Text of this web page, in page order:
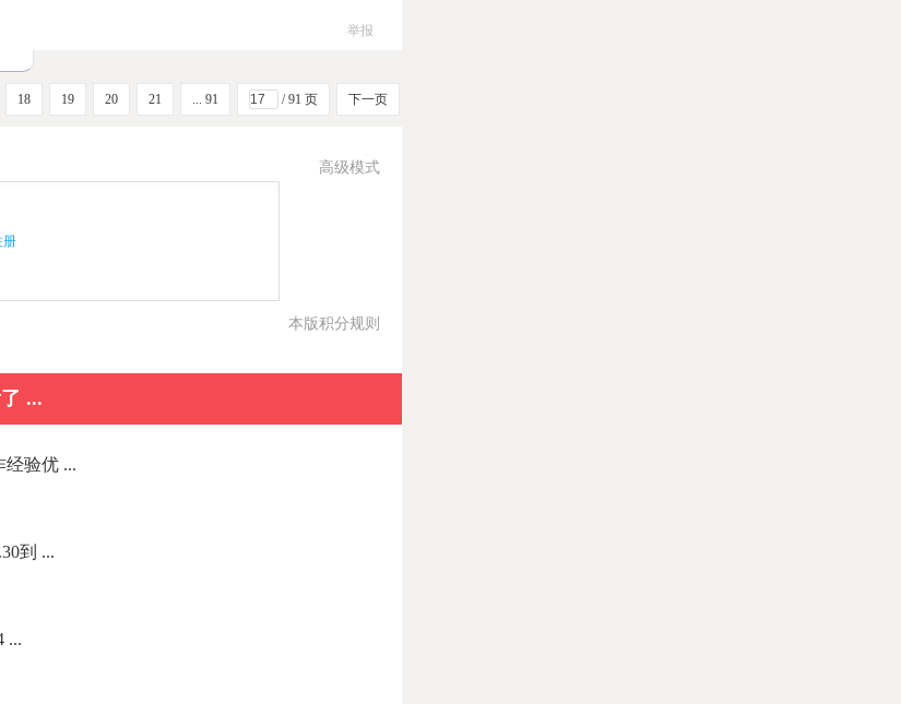
举报
18 19 20 21 ... 91 / 91 页 下一页
高级模式
册
本版积分规则
...
验优 ...
到 ...
...